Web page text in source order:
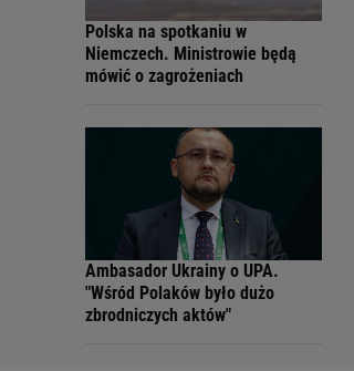
Polska na spotkaniu w
Niemczech. Ministrowie będą
mówić o zagrożeniach
Ambasador Ukrainy o UPA.
"Wśród Polaków było dużo
zbrodniczych aktów"